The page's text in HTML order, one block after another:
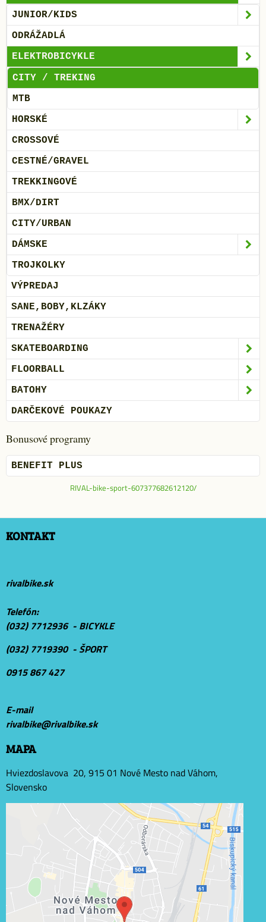
JUNIOR/KIDS
ODRÁŽADLÁ
ELEKTROBICYKLE
CITY / TREKING
MTB
HORSKÉ
CROSSOVÉ
CESTNÉ/GRAVEL
TREKKINGOVÉ
BMX/DIRT
CITY/URBAN
DÁMSKE
TROJKOLKY
VÝPREDAJ
SANE,BOBY,KLZÁKY
TRENAŽÉRY
SKATEBOARDING
FLOORBALL
BATOHY
DARČEKOVÉ POUKAZY
Bonusové programy
BENEFIT PLUS
RIVAL-bike-sport-607377682612120/
KONTAKT
rivalbike.sk
Telefón:
(032) 7712936 - BICYKLE
(032) 7719390 - ŠPORT
0915 867 427
E-mail
rivalbike@rivalbike.sk
MAPA
Hviezdoslavova 20, 915 01 Nové Mesto nad Váhom,
Slovensko
Externý obsah je blokovaný Voľbami súkromia
Prajete si načítať externý obsah?